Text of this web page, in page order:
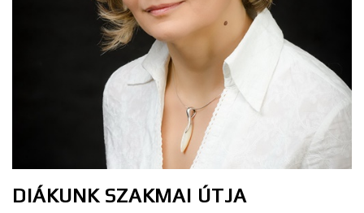
DIÁKUNK SZAKMAI ÚTJA